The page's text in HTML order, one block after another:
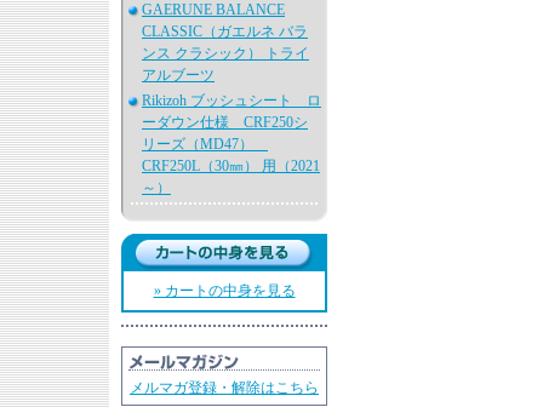
GAERUNE BALANCE
CLASSIC（ガエルネ バラ
ンス クラシック） トライ
アルブーツ
Rikizoh ブッシュシート ロ
ーダウン仕様 CRF250シ
リーズ（MD47）
CRF250L（30㎜） 用（2021
～）
» カートの中身を見る
メルマガ登録・解除はこちら